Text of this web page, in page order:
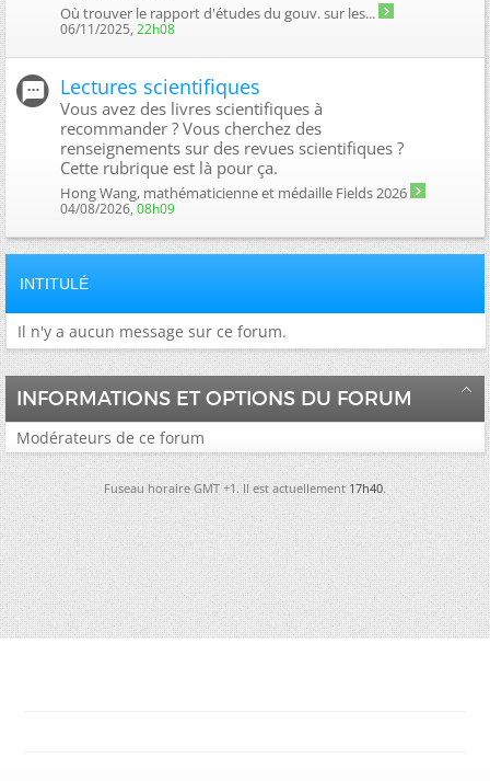
Où trouver le rapport d'études du gouv. sur les...
06/11/2025, 22h08
Lectures scientifiques
Vous avez des livres scientifiques à
recommander ? Vous cherchez des
renseignements sur des revues scientifiques ?
Cette rubrique est là pour ça.
Hong Wang, mathématicienne et médaille Fields 2026
04/08/2026, 08h09
INTITULÉ
Il n'y a aucun message sur ce forum.
INFORMATIONS ET OPTIONS DU FORUM
Modérateurs de ce forum
Fuseau horaire GMT +1. Il est actuellement17h40.